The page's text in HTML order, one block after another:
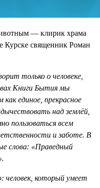
— клирик храма
Курске священник Роман
только о человеке,
Книги Бытия мы
единое, прекрасное
над землёй,
пользоваться всем
и заботе. В
слова: «Праведный
человек, который умеет